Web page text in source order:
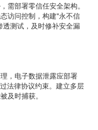
需部署零信任安全架构。
访问控制，构建"永不信
测试，及时修补安全漏
，电子数据泄露应部署
法律协议约束。建立多层
及时捕获。